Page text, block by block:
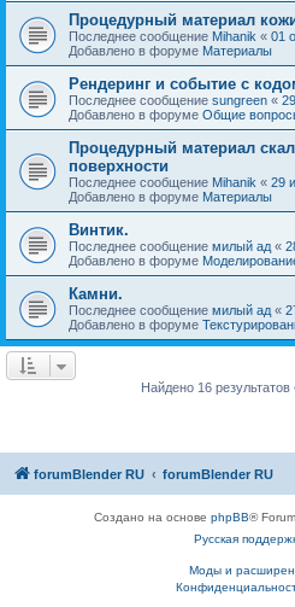
Процедурный материал
Последнее сообщение Mihanik « 01
Добавлено в форуме Материалы
Рендеринг и событие с
Последнее сообщение sungreen «
Добавлено в форуме Общие
Процедурный материал
поверхности
Последнее сообщение Mihanik « 29
Добавлено в форуме Материалы
Винтик.
Последнее сообщение милый ад «
Добавлено в форуме
Камни.
Последнее сообщение милый ад «
Добавлено в форуме
Найдено 16 результатов
forumBlender RU forumBlender RU
Создано на основе phpBB®
Русская
Моды и